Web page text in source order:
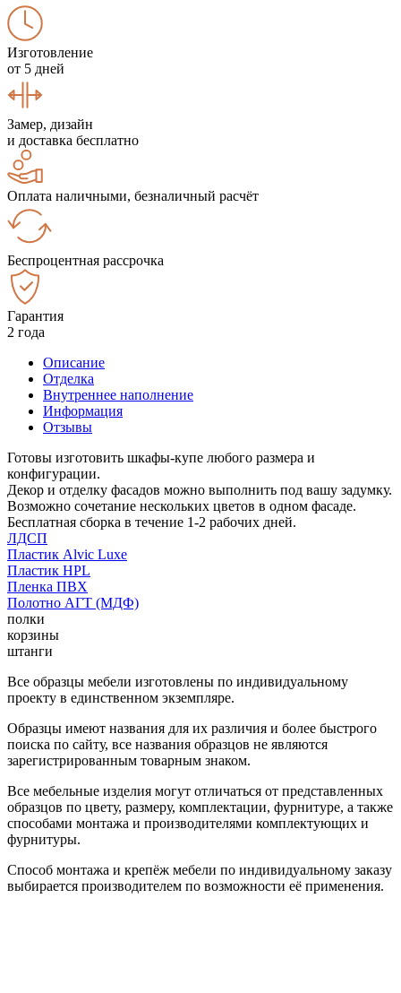
Изготовление
от 5 дней
Замер, дизайн
и доставка бесплатно
Оплата наличными, безналичный расчёт
Беспроцентная рассрочка
Гарантия
2 года
Описание
Отделка
Внутреннее наполнение
Информация
Отзывы
Готовы изготовить шкафы-купе любого размера и
конфигурации.
Декор и отделку фасадов можно выполнить под вашу задумку.
Возможно сочетание нескольких цветов в одном фасаде.
Бесплатная сборка в течение 1-2 рабочих дней.
ЛДСП
Пластик Alvic Luxe
Пластик HPL
Пленка ПВХ
Полотно АГТ (МДФ)
полки
корзины
штанги
Все образцы мебели изготовлены по индивидуальному
проекту в единственном экземпляре.
Образцы имеют названия для их различия и более быстрого
поиска по сайту, все названия образцов не являются
зарегистрированным товарным знаком.
Все мебельные изделия могут отличаться от представленных
образцов по цвету, размеру, комплектации, фурнитуре, а также
способами монтажа и производителями комплектующих и
фурнитуры.
Способ монтажа и крепёж мебели по индивидуальному заказу
выбирается производителем по возможности её применения.